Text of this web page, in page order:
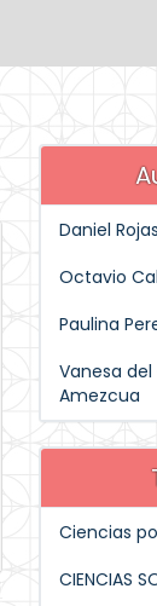
Daniel
Octavio
Paulina
Vanesa
Amezcua
Ciencias
CIENCIAS